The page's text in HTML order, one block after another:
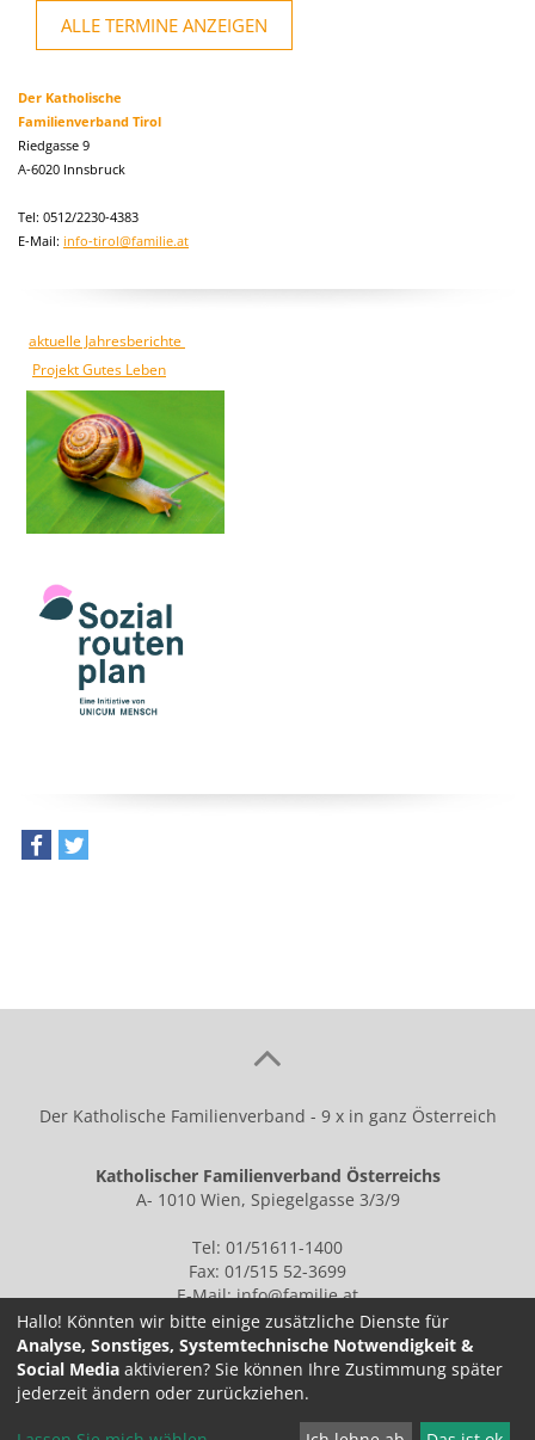
ALLE TERMINE ANZEIGEN
Der Katholische
Familienverband Tirol
Riedgasse 9
A-6020 Innsbruck
Tel: 0512/2230-4383
E-Mail: info-tirol@familie.at
aktuelle Jahresberichte
Projekt Gutes Leben
Der Katholische Familienverband - 9 x in ganz Österreich
Katholischer Familienverband Österreichs
A- 1010 Wien, Spiegelgasse 3/3/9
Tel: 01/51611-1400
Fax: 01/515 52-3699
E-Mail:info@familie.at
IMPRESSUM
Hallo! Könnten wir bitte einige zusätzliche Dienste für
Analyse, Sonstiges, Systemtechnische Notwendigkeit &
Social Media aktivieren? Sie können Ihre Zustimmung später
jederzeit ändern oder zurückziehen.